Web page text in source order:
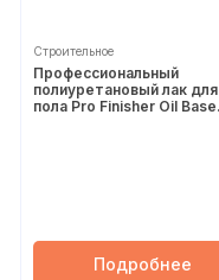
Строительное
Профессиональный
полиуретановый лак для
пола Pro Finisher Oil Base
Подробнее